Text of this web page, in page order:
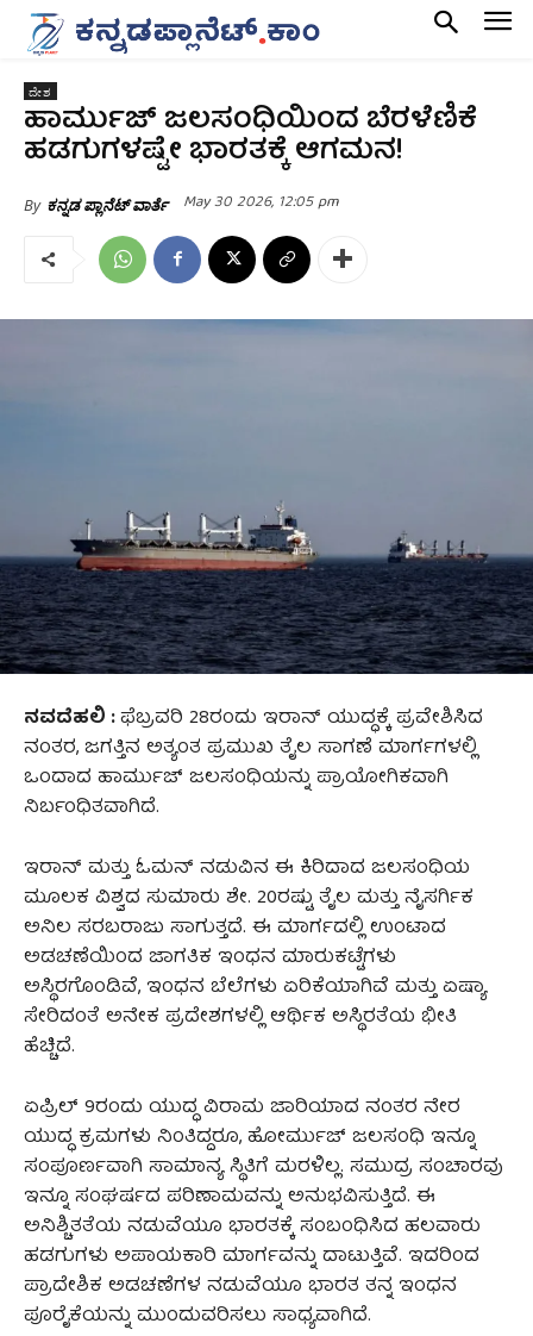
ದೇಶ
ಹಾರ್ಮುಜ್‌ ಜಲಸಂಧಿಯಿಂದ ಬೆರಳೆಣಿಕೆ
ಹಡಗುಗಳಷ್ಟೇ ಭಾರತಕ್ಕೆ ಆಗಮನ!
By ಕನ್ನಡ ಪ್ಲಾನೆಟ್ ವಾರ್ತೆ May 30 2026, 12:05 pm
ನವದೆಹಲಿ :ಫೆಬ್ರವರಿ 28ರಂದು ಇರಾನ್ ಯುದ್ಧಕ್ಕೆ ಪ್ರವೇಶಿಸಿದ
ನಂತರ, ಜಗತ್ತಿನ ಅತ್ಯಂತ ಪ್ರಮುಖ ತೈಲ ಸಾಗಣೆ ಮಾರ್ಗಗಳಲ್ಲಿ
ಒಂದಾದ ಹಾರ್ಮುಜ್‌ ಜಲಸಂಧಿಯನ್ನು ಪ್ರಾಯೋಗಿಕವಾಗಿ
ನಿರ್ಬಂಧಿತವಾಗಿದೆ.
ಇರಾನ್ ಮತ್ತು ಓಮನ್ ನಡುವಿನ ಈ ಕಿರಿದಾದ ಜಲಸಂಧಿಯ
ಮೂಲಕ ವಿಶ್ವದ ಸುಮಾರು ಶೇ. 20ರಷ್ಟು ತೈಲ ಮತ್ತು ನೈಸರ್ಗಿಕ
ಅನಿಲ ಸರಬರಾಜು ಸಾಗುತ್ತದೆ. ಈ ಮಾರ್ಗದಲ್ಲಿ ಉಂಟಾದ
ಅಡಚಣೆಯಿಂದ ಜಾಗತಿಕ ಇಂಧನ ಮಾರುಕಟ್ಟೆಗಳು
ಅಸ್ಥಿರಗೊಂಡಿವೆ, ಇಂಧನ ಬೆಲೆಗಳು ಏರಿಕೆಯಾಗಿವೆ ಮತ್ತು ಏಷ್ಯಾ
ಸೇರಿದಂತೆ ಅನೇಕ ಪ್ರದೇಶಗಳಲ್ಲಿ ಆರ್ಥಿಕ ಅಸ್ಥಿರತೆಯ ಭೀತಿ
ಹೆಚ್ಚಿದೆ.
ಏಪ್ರಿಲ್ 9ರಂದು ಯುದ್ಧ ವಿರಾಮ ಜಾರಿಯಾದ ನಂತರ ನೇರ
ಯುದ್ಧ ಕ್ರಮಗಳು ನಿಂತಿದ್ದರೂ, ಹೋರ್ಮುಜ್ ಜಲಸಂಧಿ ಇನ್ನೂ
ಸಂಪೂರ್ಣವಾಗಿ ಸಾಮಾನ್ಯ ಸ್ಥಿತಿಗೆ ಮರಳಿಲ್ಲ. ಸಮುದ್ರ ಸಂಚಾರವು
ಇನ್ನೂ ಸಂಘರ್ಷದ ಪರಿಣಾಮವನ್ನು ಅನುಭವಿಸುತ್ತಿದೆ. ಈ
ಅನಿಶ್ಚಿತತೆಯ ನಡುವೆಯೂ ಭಾರತಕ್ಕೆ ಸಂಬಂಧಿಸಿದ ಹಲವಾರು
ಹಡಗುಗಳು ಅಪಾಯಕಾರಿ ಮಾರ್ಗವನ್ನು ದಾಟುತ್ತಿವೆ. ಇದರಿಂದ
ಪ್ರಾದೇಶಿಕ ಅಡಚಣೆಗಳ ನಡುವೆಯೂ ಭಾರತ ತನ್ನ ಇಂಧನ
ಪೂರೈಕೆಯನ್ನು ಮುಂದುವರಿಸಲು ಸಾಧ್ಯವಾಗಿದೆ.